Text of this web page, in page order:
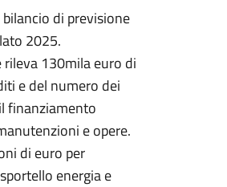
bilancio di previsione
2025.
rileva 130mila euro di
e del numero dei
finanziamento
e opere.
di euro per
energia e